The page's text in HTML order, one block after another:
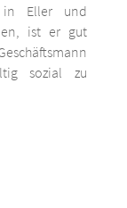
in Eller und
ist er gut
sozial zu